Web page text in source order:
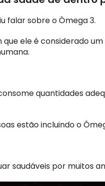
falar sobre o Ômega 3.
que ele é considerado
quantidades
estão incluindo o
saudáveis por muitos